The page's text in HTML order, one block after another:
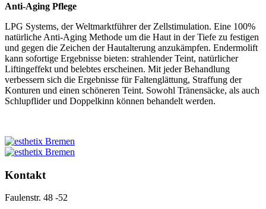
Anti-Aging Pflege
LPG Systems, der Weltmarktführer der Zellstimulation. Eine 100%
natürliche Anti-Aging Methode um die Haut in der Tiefe zu festigen
und gegen die Zeichen der Hautalterung anzukämpfen. Endermolift
kann sofortige Ergebnisse bieten: strahlender Teint, natürlicher
Liftingeffekt und belebtes erscheinen. Mit jeder Behandlung
verbessern sich die Ergebnisse für Faltenglättung, Straffung der
Konturen und einen schöneren Teint. Sowohl Tränensäcke, als auch
Schlupflider und Doppelkinn können behandelt werden.
Kontakt
Faulenstr. 48 -52